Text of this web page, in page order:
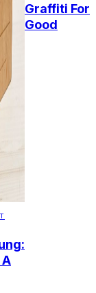
Graffiti For
Good